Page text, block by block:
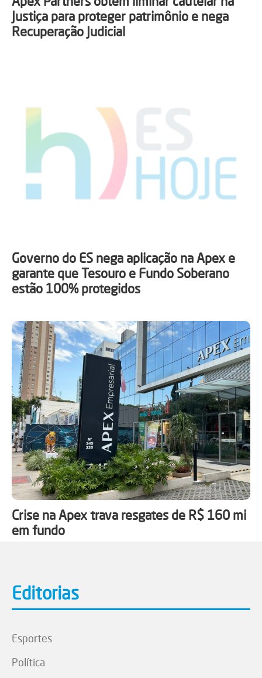
Justiça para proteger patrimônio e nega
Recuperação Judicial
Governo do ES nega aplicação na Apex e
garante que Tesouro e Fundo Soberano
estão 100% protegidos
Crise na Apex trava resgates de R$ 160 mi
em fundo
Editorias
Esportes
Política